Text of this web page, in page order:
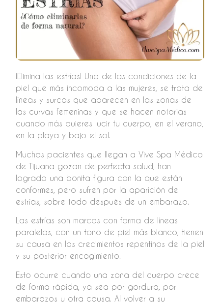
¡Elimina las estrías! Una de las condiciones de la
piel que más incomoda a las mujeres, se trata de
líneas y surcos que aparecen en las zonas de
las curvas femeninas y que se hacen notorias
cuando más quieres lucir tu cuerpo, en el verano,
en la playa y bajo el sol.
Muchas pacientes que llegan a Vive Spa Médico
de Tijuana gozan de perfecta salud, han
logrado una bonita figura con la que están
conformes, pero sufren por la aparición de
estrías, sobre todo después de un embarazo.
Las estrías son marcas con forma de líneas
paralelas, con un tono de piel más blanco, tienen
su causa en los crecimientos repentinos de la piel
y su posterior encogimiento.
Esto ocurre cuando una zona del cuerpo crece
de forma rápida, ya sea por gordura, por
embarazos u otra causa. Al volver a su